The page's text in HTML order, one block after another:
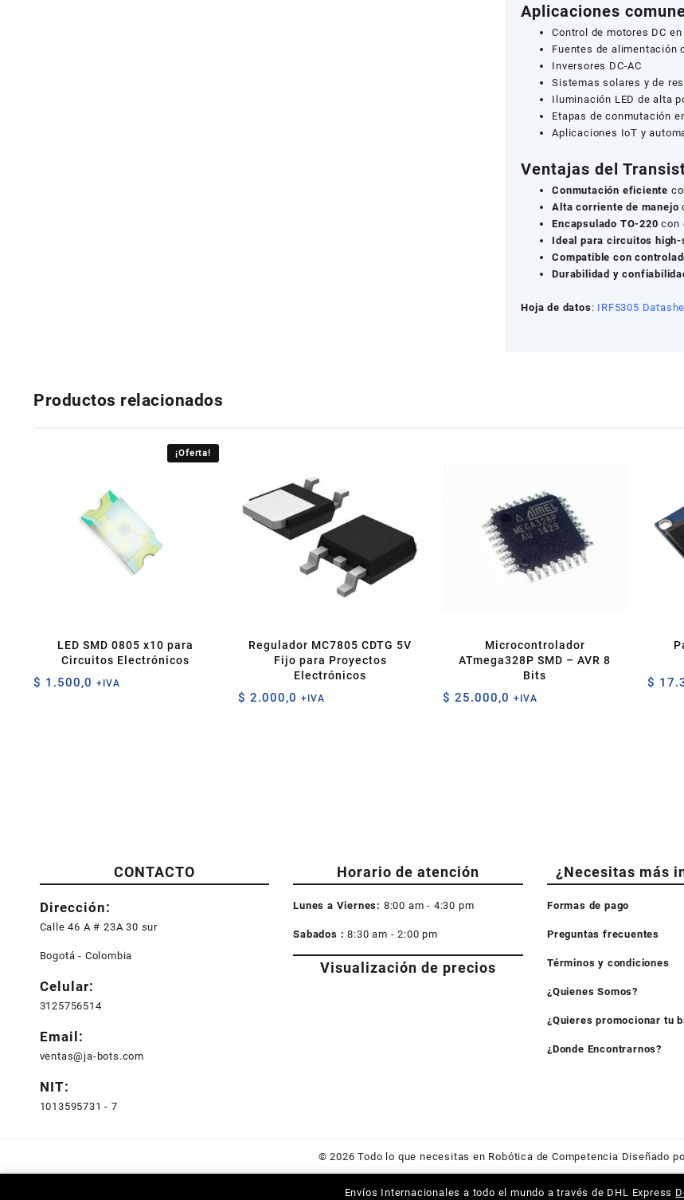
Envíos Internacionales a todo el mundo a través de DHL Express
Aplicaciones
Control de motores DC
Fuentes de alimentación
Inversores DC-AC
Sistemas solares y de
Iluminación LED de alta
Etapas de conmutación
Aplicaciones IoT y
Ventajas del
Conmutación eficiente
Alta corriente de manejo
Encapsulado TO-220 con
Ideal para circuitos high-
Compatible con
Durabilidad y
Hoja de datos: IRF5305
Productos relacionados
¡Oferta!
LED SMD 0805 x10 para
Circuitos Electrónicos
$ 1.500,0 +IVA
Regulador MC7805 CDTG 5V
Fijo para Proyectos
Electrónicos
$ 2.000,0 +IVA
Microcontrolador
ATmega328P SMD – AVR 8
Bits
$ 25.000,0 +IVA
$
CONTACTO
Dirección:
Calle 46 A # 23A 30 sur
Bogotá - Colombia
Celular:
3125756514
Email:
ventas@ja-bots.com
NIT:
1013595731 - 7
Horario de atención
Lunes a Viernes: 8:00 am - 4:30 pm
Sabados :8:30 am - 2:00 pm
Visualización de precios
¿Necesitas más
Formas de pago
Preguntas frecuentes
Términos y condiciones
¿Quienes Somos?
¿Quieres promocionar tu
¿Donde Encontrarnos?
© 2026Todo lo que necesitas en Robótica de Competencia Diseñado